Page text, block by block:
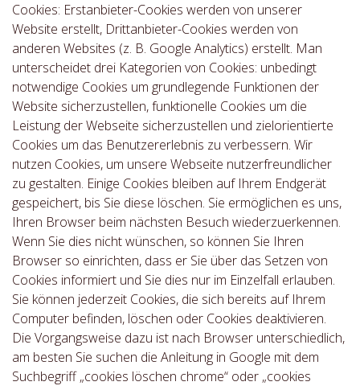
Cookies: Erstanbieter-Cookies werden von unserer
Website erstellt, Drittanbieter-Cookies werden von
anderen Websites (z. B. Google Analytics) erstellt. Man
unterscheidet drei Kategorien von Cookies: unbedingt
notwendige Cookies um grundlegende Funktionen der
Website sicherzustellen, funktionelle Cookies um die
Leistung der Webseite sicherzustellen und zielorientierte
Cookies um das Benutzererlebnis zu verbessern. Wir
nutzen Cookies, um unsere Webseite nutzerfreundlicher
zu gestalten. Einige Cookies bleiben auf Ihrem Endgerät
gespeichert, bis Sie diese löschen. Sie ermöglichen es uns,
Ihren Browser beim nächsten Besuch wiederzuerkennen.
Wenn Sie dies nicht wünschen, so können Sie Ihren
Browser so einrichten, dass er Sie über das Setzen von
Cookies informiert und Sie dies nur im Einzelfall erlauben.
Sie können jederzeit Cookies, die sich bereits auf Ihrem
Computer befinden, löschen oder Cookies deaktivieren.
Die Vorgangsweise dazu ist nach Browser unterschiedlich,
am besten Sie suchen die Anleitung in Google mit dem
Suchbegriff „cookies löschen chrome“ oder „cookies